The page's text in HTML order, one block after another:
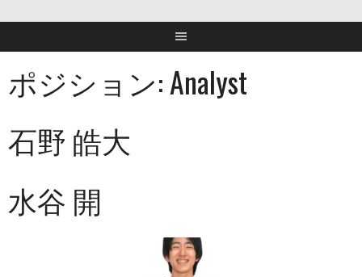
ポジション:Analyst
石野 皓大
水谷 開